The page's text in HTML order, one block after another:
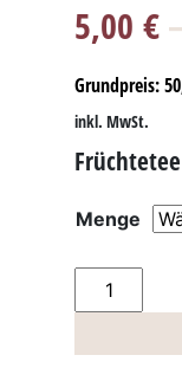
5,00 €–
Grundpreis:
inkl. MwSt.
Menge
Früchtetee
Kirsch-